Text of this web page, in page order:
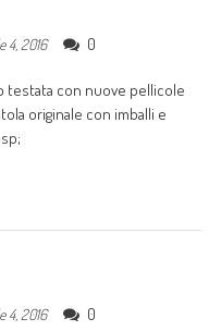
4, 2016 0
testata con nuove pellicole
originale con imballi e
4, 2016 0